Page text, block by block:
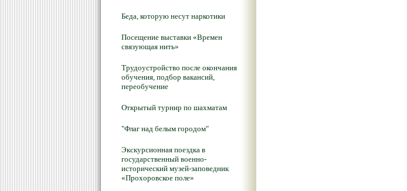
Беда, которую несут наркотики
Посещение выставки «Времен
связующая нить»
Трудоустройство после окончания
обучения, подбор вакансий,
переобучение
Открытый турнир по шахматам
"Флаг над белым городом"
Экскурсионная поездка в
государственный военно-
исторический музей-заповедник
«Прохоровское поле»